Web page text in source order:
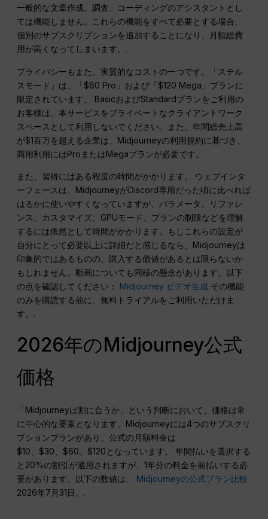
一般的な文章作成、調査、コーディングのアシスタントとし
ては機能しません。これらの機能をすべて必要とする場合、
個別のサブスクリプションを追加することになり、月額総費
用が高くなってしまいます。.
プライバシーもまた、実質的なコストの一つです。「ステル
スモード」は、「$60 Pro」および「$120 Mega」プランに
限定されています。 BasicおよびStandardプランをご利用の
お客様は、本サービスをプライベートなクライアントワーク
スペースとして利用しないでください。また、年間総売上高
が$1百万を超える企業は、Midjourneyの利用規約に基づき、
商用利用にはProまたはMegaプランが必要です。.
また、習得にはある程度の時間がかかります。 ウェブインタ
ーフェースは、MidjourneyがDiscord専用だった頃に比べれば
はるかに使いやすくなっていますが、パラメータ、リファレ
ンス、カスタマイズ、GPUモード、プランの制限などを理解
するには依然として時間がかかります。もしこれらの設定が
自分にとって必要以上に詳細だと感じるなら、Midjourneyは
印象的ではあるものの、購入する価値があるとは限らないか
もしれません。動画についても同様の懸念があります。以下
の点を確認してください： Midjourney ビデオ生成 その機能
のみを購読する前に、無料トライアルをご利用いただけま
す。.
2026年のMidjourney公式
価格
「Midjourneyは割に合うか」という判断において、価格は常
に中心的な要素となります。Midjourneyには4つのサブスクリ
プションプランがあり、公式の月額料金は
$10、$30、$60、$120となっています。 年間払いを選択する
と20%の割引が適用されますが、1年分の料金を前払いする必
要があります。以下の数値は、 Midjourneyの公式プラン比較
2026年7月31日。.